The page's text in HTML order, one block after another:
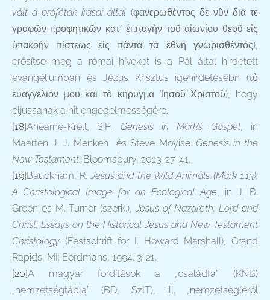
vált a próféták írásai által (φανερωθέντος δὲ νῦν διά τε
γραφῶν προφητικῶν κατ᾽ ἐπιταγὴν τοῦ αἰωνίου θεοῦ εἰς
ὑπακοὴν πίστεως εἰς πάντα τὰ ἔθνη γνωρισθέντος),
erősítse meg a római híveket is a Pál által hirdetett
evangéliumban és Jézus Krisztus igehirdetésébn (τὸ
εὐαγγέλιόν μου καὶ τὸ κήρυγμα Ἰησοῦ Χριστοῦ), hogy
eljussanak a hit engedelmességére.
[18]Ahearne-Krell, S.P. Genesis in Mark’s Gospel, in
Maarten J. J. Menken és Steve Moyise. Genesis in the
New Testament. Bloomsbury, 2013. 27-41.
[19] Bauckham, R.Jesus and the Wild Animals (Mark 1:13):
A Christological Image for an Ecological Age, in J. B.
Green és M. Turner (szerk.),Jesus of Nazareth: Lord and
Christ: Essays on the Historical Jesus and New Testament
Christology (Festschrift for I. Howard Marshall), Grand
Rapids, MI: Eerdmans, 1994. 3-21.
[20]A magyar fordítások a „családfa” (KNB)
„nemzetségtábla” (BD, SzIT), ill. „nemzetség(éről